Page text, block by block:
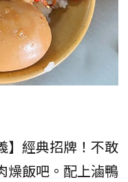
】經典招牌！不敢
燥飯吧。配上滷鴨